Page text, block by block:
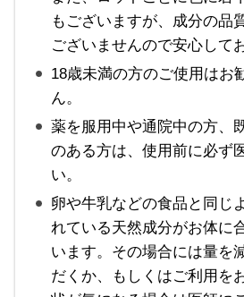
もございますが、成分の品
ございませんので安心して
18歳未満の方のご使用はお
ん。
薬を服用中や通院中の方、
のある方は、使用前に必ず
い。
卵や牛乳などの食品と同じ
れている天然成分がお体に
います。その場合には量を
だくか、もしくはご利用を